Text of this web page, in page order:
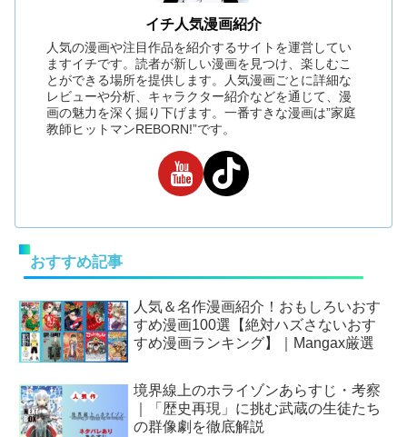
イチ人気漫画紹介
人気の漫画や注目作品を紹介するサイトを運営してい
ますイチです。読者が新しい漫画を見つけ、楽しむこ
とができる場所を提供します。人気漫画ごとに詳細な
レビューや分析、キャラクター紹介などを通じて、漫
画の魅力を深く掘り下げます。一番すきな漫画は”家庭
教師ヒットマンREBORN!”です。
おすすめ記事
人気＆名作漫画紹介！おもしろいおす
すめ漫画100選【絶対ハズさないおす
すめ漫画ランキング】｜Mangax厳選
境界線上のホライゾンあらすじ・考察
｜「歴史再現」に挑む武蔵の生徒たち
の群像劇を徹底解説